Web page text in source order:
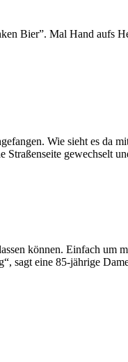
Bier”. Mal Hand aufs
Wie sieht es da
Straßenseite gewechselt
können. Einfach um
sagt eine 85-jährige